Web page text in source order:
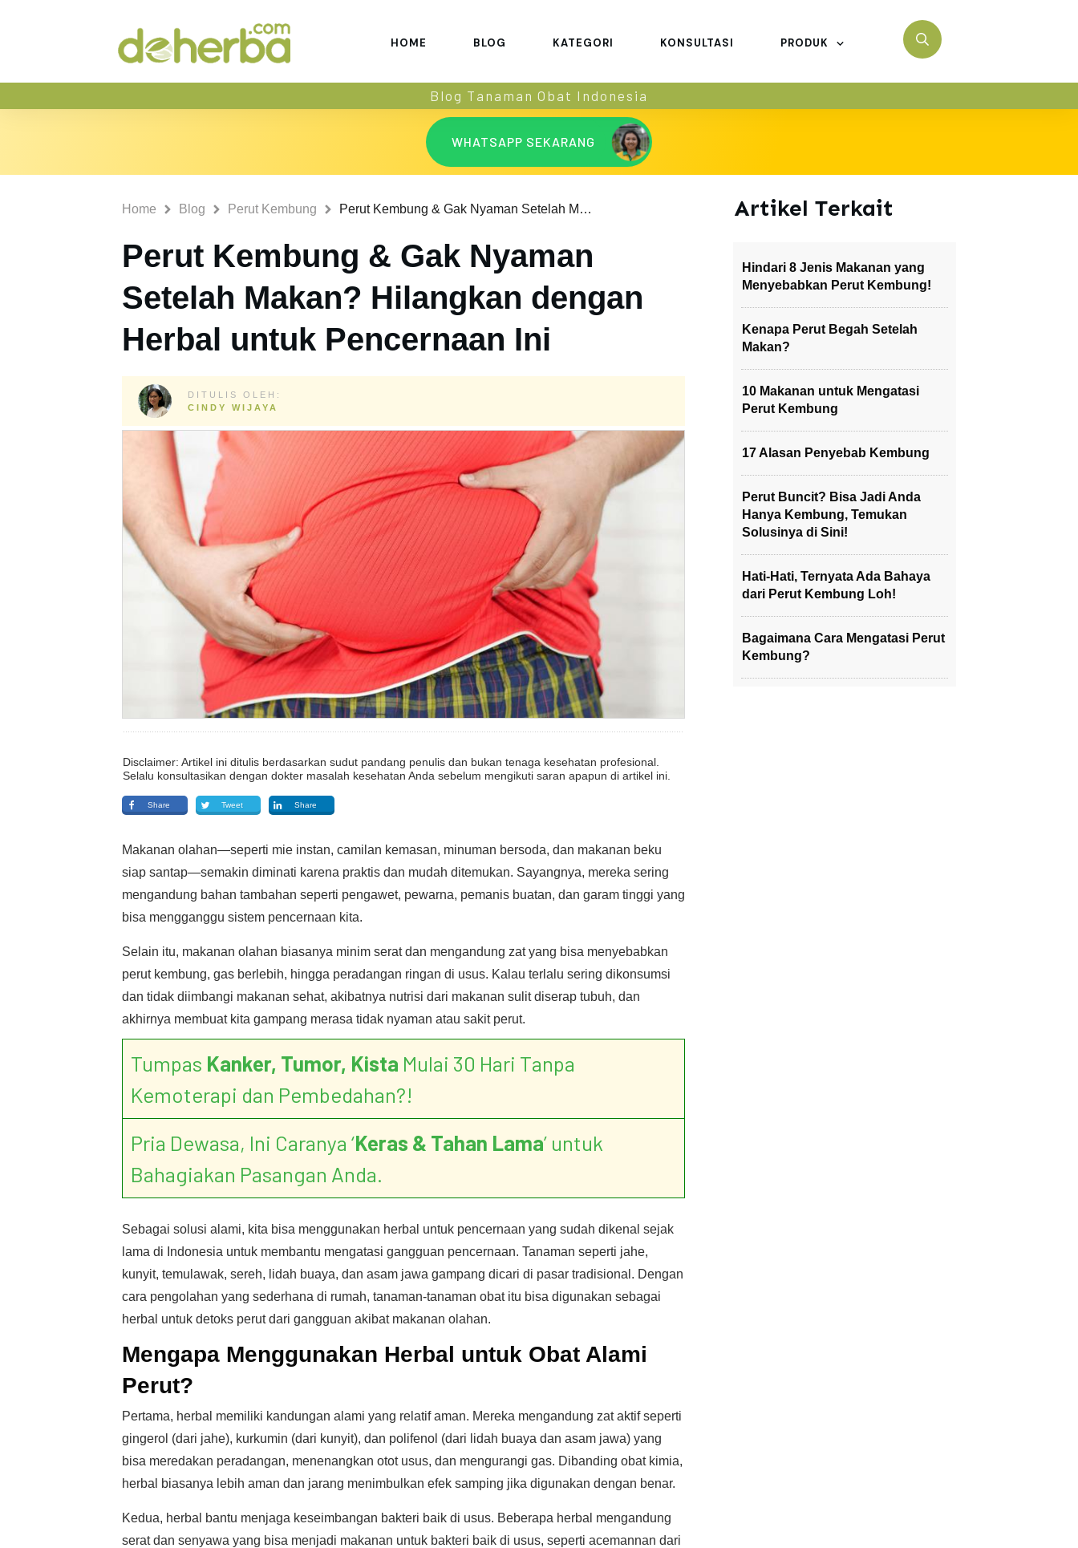
HOME BLOG KATEGORI KONSULTASI PRODUK
Blog Tanaman Obat Indonesia
WHATSAPP SEKARANG
Home Blog Perut Kembung Perut Kembung & Gak Nyaman Setelah Makan? Hilangkan dengan Herbal untuk Pencernaan Ini
Perut Kembung & Gak Nyaman
Setelah Makan? Hilangkan dengan
Herbal untuk Pencernaan Ini
DITULIS OLEH:
CINDY WIJAYA
Disclaimer: Artikel ini ditulis berdasarkan sudut pandang penulis dan bukan tenaga kesehatan profesional.
Selalu konsultasikan dengan dokter masalah kesehatan Anda sebelum mengikuti saran apapun di artikel ini.
Share Tweet Share
Makanan olahan—seperti mie instan, camilan kemasan, minuman bersoda, dan makanan beku
siap santap—semakin diminati karena praktis dan mudah ditemukan. Sayangnya, mereka sering
mengandung bahan tambahan seperti pengawet, pewarna, pemanis buatan, dan garam tinggi yang
bisa mengganggu sistem pencernaan kita.
Selain itu, makanan olahan biasanya minim serat dan mengandung zat yang bisa menyebabkan
perut kembung, gas berlebih, hingga peradangan ringan di usus. Kalau terlalu sering dikonsumsi
dan tidak diimbangi makanan sehat, akibatnya nutrisi dari makanan sulit diserap tubuh, dan
akhirnya membuat kita gampang merasa tidak nyaman atau sakit perut.
Tumpas Kanker, Tumor, Kista Mulai 30 Hari Tanpa
Kemoterapi dan Pembedahan?!
Pria Dewasa, Ini Caranya ‘Keras & Tahan Lama’ untuk
Bahagiakan Pasangan Anda.
Sebagai solusi alami, kita bisa menggunakan herbal untuk pencernaan yang sudah dikenal sejak
lama di Indonesia untuk membantu mengatasi gangguan pencernaan. Tanaman seperti jahe,
kunyit, temulawak, sereh, lidah buaya, dan asam jawa gampang dicari di pasar tradisional. Dengan
cara pengolahan yang sederhana di rumah, tanaman-tanaman obat itu bisa digunakan sebagai
herbal untuk detoks perut dari gangguan akibat makanan olahan.
Mengapa Menggunakan Herbal untuk Obat Alami
Perut?
Pertama, herbal memiliki kandungan alami yang relatif aman. Mereka mengandung zat aktif seperti
gingerol (dari jahe), kurkumin (dari kunyit), dan polifenol (dari lidah buaya dan asam jawa) yang
bisa meredakan peradangan, menenangkan otot usus, dan mengurangi gas. Dibanding obat kimia,
herbal biasanya lebih aman dan jarang menimbulkan efek samping jika digunakan dengan benar.
Kedua, herbal bantu menjaga keseimbangan bakteri baik di usus. Beberapa herbal mengandung
serat dan senyawa yang bisa menjadi makanan untuk bakteri baik di usus, seperti acemannan dari
Artikel Terkait
Hindari 8 Jenis Makanan yang
Menyebabkan Perut Kembung!
Kenapa Perut Begah Setelah
Makan?
10 Makanan untuk Mengatasi
Perut Kembung
17 Alasan Penyebab Kembung
Perut Buncit? Bisa Jadi Anda
Hanya Kembung, Temukan
Solusinya di Sini!
Hati-Hati, Ternyata Ada Bahaya
dari Perut Kembung Loh!
Bagaimana Cara Mengatasi Perut
Kembung?